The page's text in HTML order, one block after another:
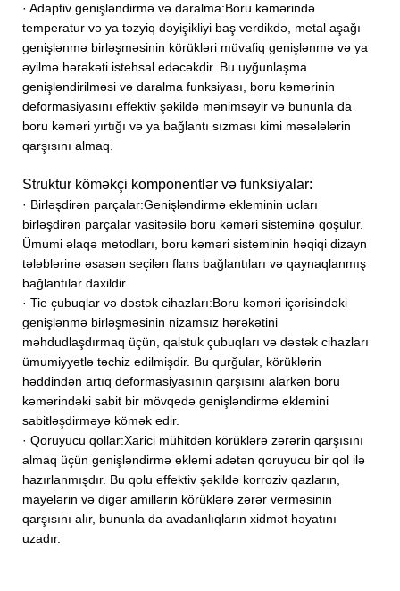
· Adaptiv genişləndirmə və daralma:Boru kəmərində
temperatur və ya təzyiq dəyişikliyi baş verdikdə, metal aşağı
genişlənmə birləşməsinin körükləri müvafiq genişlənmə və ya
əyilmə hərəkəti istehsal edəcəkdir. Bu uyğunlaşma
genişləndirilməsi və daralma funksiyası, boru kəmərinin
deformasiyasını effektiv şəkildə mənimsəyir və bununla da
boru kəməri yırtığı və ya bağlantı sızması kimi məsələlərin
qarşısını almaq.
Struktur köməkçi komponentlər və funksiyalar:
· Birləşdirən parçalar:Genişləndirmə ekleminin ucları
birləşdirən parçalar vasitəsilə boru kəməri sisteminə qoşulur.
Ümumi əlaqə metodları, boru kəməri sisteminin həqiqi dizayn
tələblərinə əsasən seçilən flans bağlantıları və qaynaqlanmış
bağlantılar daxildir.
· Tie çubuqlar və dəstək cihazları:Boru kəməri içərisindəki
genişlənmə birləşməsinin nizamsız hərəkətini
məhdudlaşdırmaq üçün, qalstuk çubuqları və dəstək cihazları
ümumiyyətlə təchiz edilmişdir. Bu qurğular, körüklərin
həddindən artıq deformasiyasının qarşısını alarkən boru
kəmərindəki sabit bir mövqedə genişləndirmə eklemini
sabitləşdirməyə kömək edir.
· Qoruyucu qollar:Xarici mühitdən körüklərə zərərin qarşısını
almaq üçün genişləndirmə eklemi adətən qoruyucu bir qol ilə
hazırlanmışdır. Bu qolu effektiv şəkildə korroziv qazların,
mayelərin və digər amillərin körüklərə zərər verməsinin
qarşısını alır, bununla da avadanlıqların xidmət həyatını
uzadır.